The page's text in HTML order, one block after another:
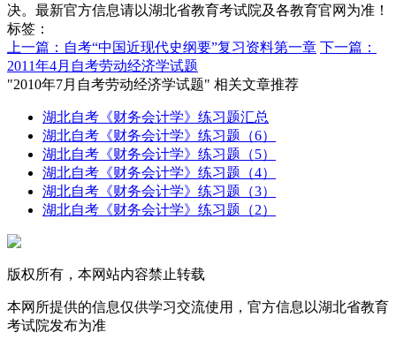
决。最新官方信息请以湖北省教育考试院及各教育官网为准！
标签：
上一篇：自考“中国近现代史纲要”复习资料第一章 下一篇：
2011年4月自考劳动经济学试题
"2010年7月自考劳动经济学试题" 相关文章推荐
湖北自考《财务会计学》练习题汇总
湖北自考《财务会计学》练习题（6）
湖北自考《财务会计学》练习题（5）
湖北自考《财务会计学》练习题（4）
湖北自考《财务会计学》练习题（3）
湖北自考《财务会计学》练习题（2）
版权所有，本网站内容禁止转载
本网所提供的信息仅供学习交流使用，官方信息以湖北省教育
考试院发布为准